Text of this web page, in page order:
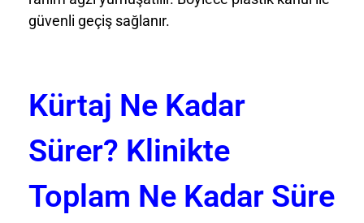
güvenli geçiş sağlanır.
Kürtaj Ne Kadar
Sürer? Klinikte
Toplam Ne Kadar Süre